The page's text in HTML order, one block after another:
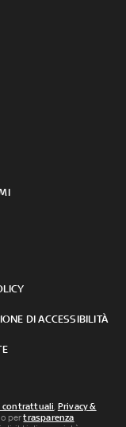
DI ACCESSIBILITÀ
contrattuali Privacy &
o pertrasparenza